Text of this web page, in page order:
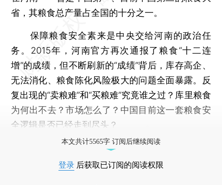
省，其粮食总产量占全国的十分之一。
保障粮食安全素来是中央交给河南的政治任
务。2015年，河南官方再次通报了粮食“十二连
增”的成绩，但不断刷新的“成绩”背后，库存高企、
无法消化、粮食陈化风险极大的问题全面暴露。反
复出现的“卖粮难”和“买粮难”究竟谁之过？库里粮食
为何出不去？市场怎么了？中国目前这一套粮食安
全逻辑是否已经走到尽头？
本文共计5565字 订阅后继续阅读
登录 后获取已订阅的阅读权限